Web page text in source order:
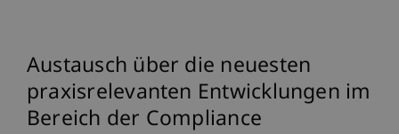
Austausch über die neuesten
praxisrelevanten Entwicklungen im
Bereich der Compliance